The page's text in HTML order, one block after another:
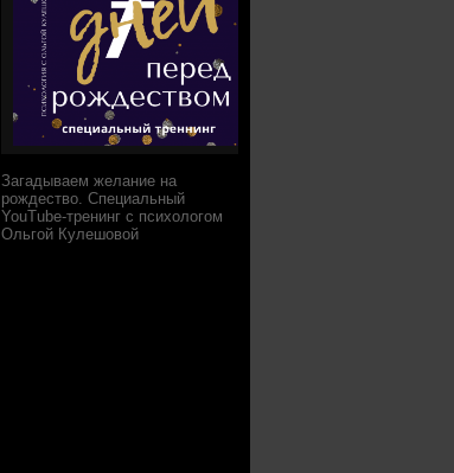
Загадываем желание на
рождество. Специальный
YouTube-тренинг с психологом
Ольгой Кулешовой